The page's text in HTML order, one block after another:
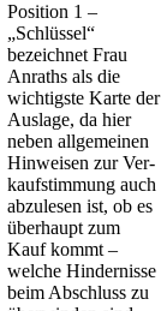
Posi­tion 1 –
„Schlüssel“
bezeichnet Frau
Anraths als die
wich­tigste Karte der
Aus­lage, da hier
neben all­ge­meinen
Hin­weisen zur Ver­
kaufstim­mung auch
abzu­lesen ist, ob es
über­haupt zum
Kauf kommt –
welche Hin­der­nisse
beim Abschluss zu